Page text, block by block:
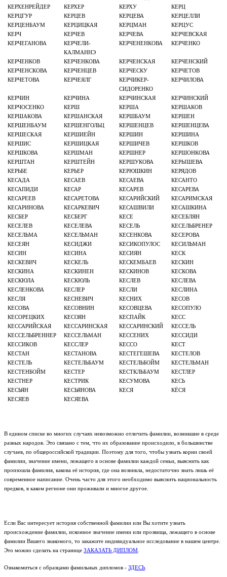
КЕРХЕНРЕЙДЕР
КЕРХЕР КЕРХУ
КЕРЦ
КЕРЦГУР
КЕРЦЕВ КЕРЦЕВА
КЕРЦЕЛЛИ
КЕРЦЕНБАУМ
КЕРЦИЦКАЯ КЕРЦМАН
КЕРЦУС
КЕРЧ
КЕРЧЕВ КЕРЧЕВА
КЕРЧЕВСКАЯ
КЕРЧЕГАНОВА
КЕРЧЕЛИ-
КАЛМАННЭ
КЕРЧЕНЕНКОВА КЕРЧЕНКО
КЕРЧЕНКОВ КЕРЧЕНКОВА КЕРЧЕНСКАЯ
КЕРЧЕНСКИЙ
КЕРЧЕНСКОВА
КЕРЧЕНЦЕВ КЕРЧЕСКУ
КЕРЧЕТОВ
КЕРЧЕТОВА
КЕРЧЕЯЛГ
КЕРЧИКЕР-
СИДОРЕНКО
КЕРЧИЛОВА
КЕРЧИН КЕРЧИНА КЕРЧИНСКАЯ
КЕРЧИНСКИЙ
КЕРЧОСЕНКО
КЕРШ КЕРША
КЕРШАКОВ
КЕРШАКОВА
КЕРШАНСКАЯ КЕРШБАУМ
КЕРШЕН
КЕРШЕНБАУМ
КЕРШЕНГОЛЬЦ КЕРШЕНЦЕВ
КЕРШЕНЦЕВА
КЕРШЕСКАЯ
КЕРШИЕЙН КЕРШИН
КЕРШИНА
КЕРШИС
КЕРШИЦКАЯ КЕРШИЧЕВ
КЕРШКОВ
КЕРШКОВА
КЕРШМАН КЕРШНЕР
КЕРШОНКОВА
КЕРШТАН
КЕРШТЕЙН КЕРШУКОВА
КЕРЫШЕВА
КЕРЬБЕ
КЕРЬЕР КЕРЮШКИН
КЕРЯДОВ
КЕСАДА
КЕСАЕВ КЕСАЕВА
КЕСАНТО
КЕСАПИДИ
КЕСАР КЕСАРЕВ
КЕСАРЕВА
КЕСАРЕЕВ
КЕСАРЕТОВА КЕСАРИЙСКИЙ
КЕСАРИМСКАЯ
КЕСАРИНОВА
КЕСАРКЕВИЧ КЕСАШВИЛИ
КЕСАШКИНА
КЕСБЕР
КЕСБЕРГ КЕСЕ
КЕСЕБЛЯН
КЕСЕЛЕВ
КЕСЕЛЕВА КЕСЕЛЬ
КЕСЕЛЬБРЕНЕР
КЕСЕЛЬМА
КЕСЕЛЬМАН КЕСЕНКОВА
КЕСЕРОВА
КЕСЕЯН
КЕСИДЖИ КЕСИКОПУЛОС
КЕСИЛЬМАН
КЕСИН
КЕСИНА КЕСИЯН
КЕСК
КЕСКЕВИЧ
КЕСКЕЛЬ КЕСКЕМБАЕВ
КЕСКИН
КЕСКИНА
КЕСКИНЕН КЕСКИНОВ
КЕСКОВА
КЕСКЮЛА
КЕСКЮЛЬ КЕСЛЕВ
КЕСЛЕВА
КЕСЛЕНКОВА
КЕСЛЕР КЕСЛИ
КЕСЛИНА
КЕСЛЯ
КЕСНЕВИЧ КЕСНИХ
КЕСОВ
КЕСОВА
КЕСОВНИН КЕСОВЦЕВА
КЕСОПУЛО
КЕСОРЕЦКИХ
КЕСОЯН КЕСПАЙК
КЕСС
КЕССАРИЙСКАЯ
КЕССАРИНСКАЯ КЕССАРИНСКИЙ
КЕССЕЛЬ
КЕССЕЛЬБРЕННЕР
КЕССЕЛЬМАН КЕССЕНИХ
КЕССИДИ
КЕССИКОВ
КЕССЛЕР КЕССО
КЕСТ
КЕСТАН
КЕСТАНОВА КЕСТЕГЕШЕВА
КЕСТЕЛОВ
КЕСТЕЛЬ
КЕСТЕЛЬБАУМ КЕСТЕЛЬБОЙМ
КЕСТЕЛЬМАН
КЕСТЕНБОЙМ
КЕСТЕР КЕСТКЛЬБАУМ
КЕСТЛЕР
КЕСТНЕР
КЕСТРИК КЕСУМОВА
КЕСЬ
КЕСЬЯН
КЕСЬЯНОВА КЕСЯ
КЁСЯ
КЕСЯЕВ
КЕСЯЕВА
В едином списке во многих случаях невозможно отличить фамилии, возникшие в среде
разных народов. Это связано с тем, что их образование происходило, в большинстве
случаев, по общероссийской традиции. Поэтому для того, чтобы узнать корни своей
фамилии, значение имени, лежащего в основе фамилии каждой семьи, выяснить как
произошла фамилия, какова её история, где она возникла, недостаточно знать лишь её
современное написание. Очень часто для этого необходимо выяснить национальность
предков, в каком регионе они проживали и многое другое.
Если Вас интересует история собственной фамилии или Вы хотите узнать
происхождение фамилии, исконное значение имени или прозвища, лежащего в основе
фамилии Вашего знакомого, то закажите индивидуальное исследование в нашем центре.
Это можно сделать на странице ЗАКАЗАТЬ ДИПЛОМ
Ознакомиться с образцами фамильных дипломов - ЗДЕСЬ